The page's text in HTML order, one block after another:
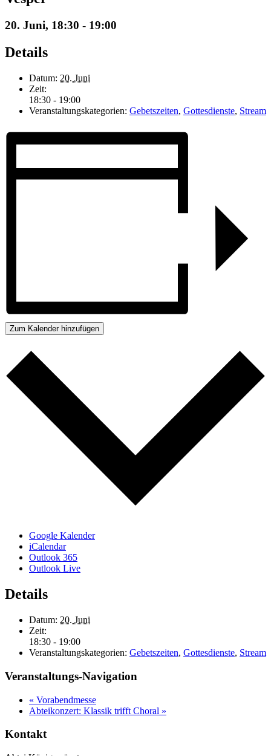
20. Juni, 18:30 - 19:00
Details
Datum: 20. Juni
Zeit:
18:30 - 19:00
Veranstaltungskategorien: Gebetszeiten, Gottesdienste, Stream
Zum Kalender hinzufügen
Google Kalender
iCalendar
Outlook 365
Outlook Live
Details
Datum: 20. Juni
Zeit:
18:30 - 19:00
Veranstaltungskategorien: Gebetszeiten, Gottesdienste, Stream
Veranstaltungs-Navigation
« Vorabendmesse
Abteikonzert: Klassik trifft Choral »
Kontakt